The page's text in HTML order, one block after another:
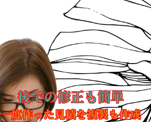
後での修正も簡単
一度作った見積を複製も作成